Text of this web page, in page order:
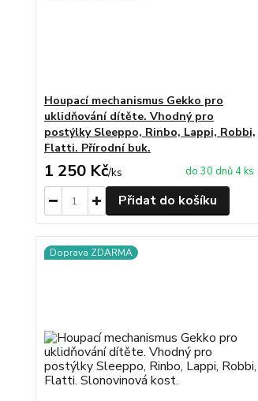
Houpací mechanismus Gekko pro
uklidňování dítěte. Vhodný pro
postýlky Sleeppo, Rinbo, Lappi, Robbi,
Flatti. Přírodní buk.
1 250 Kč/ks do 30 dnů 4 ks
Přidat do košíku
Doprava ZDARMA